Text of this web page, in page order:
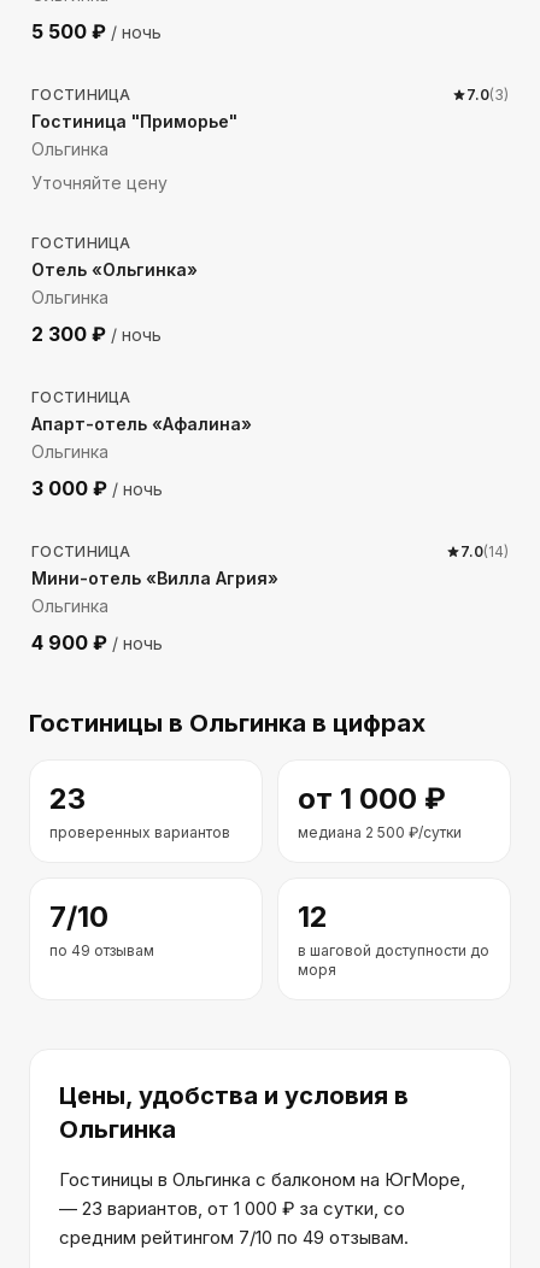
5 500 ₽ / ночь
1735 м до моря
ГОСТИНИЦА 7.0(3)
Гостиница "Приморье"
Ольгинка
Уточняйте цену
797м до моря
ГОСТИНИЦА
Отель «Ольгинка»
Ольгинка
2 300 ₽ / ночь
352м до моря
ГОСТИНИЦА
Апарт-отель «Афалина»
Ольгинка
3 000 ₽ / ночь
119 м до моря
ГОСТИНИЦА 7.0(14)
Мини-отель «Вилла Агрия»
Ольгинка
4 900 ₽ / ночь
Гостиницы в Ольгинка в цифрах
23
проверенных вариантов
от 1 000 ₽
медиана 2 500 ₽/сутки
7/10
по 49 отзывам
12
в шаговой доступности до
моря
Цены, удобства и условия в
Ольгинка
Гостиницы в Ольгинка с балконом на ЮгМоре,
— 23 вариантов, от 1 000 ₽ за сутки, со
средним рейтингом 7/10 по 49 отзывам.